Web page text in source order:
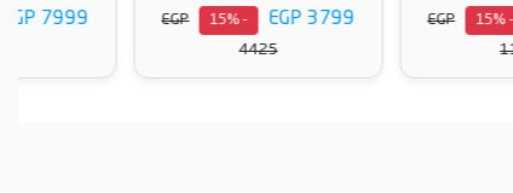
EGP 3799
EGP
EGP 7999
EGP